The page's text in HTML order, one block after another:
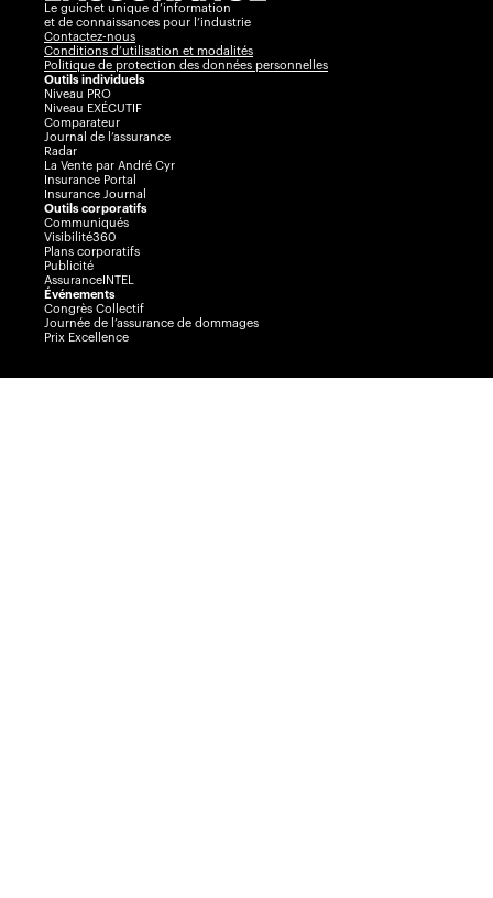
Le guichet unique d’information
et de connaissances pour l’industrie
Contactez-nous
Conditions d’utilisation et modalités
Politique de protection des données personnelles
Outils individuels
Niveau PRO
Niveau EXÉCUTIF
Comparateur
Journal de l’assurance
Radar
La Vente par André Cyr
Insurance Portal
Insurance Journal
Outils corporatifs
Communiqués
Visibilité360
Plans corporatifs
Publicité
AssuranceINTEL
Événements
Congrès Collectif
Journée de l’assurance de dommages
Prix Excellence